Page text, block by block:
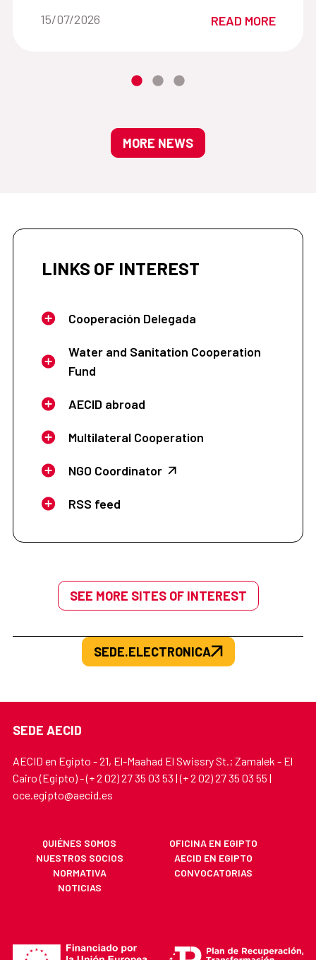
Interior de España
Date of the news::
15/07/2026 READ MORE
MORE NEWS
LINKS OF INTEREST
Cooperación Delegada
Water and Sanitation Cooperation
Fund
AECID abroad
Multilateral Cooperation
NGO Coordinator
RSS feed
SEE MORE SITES OF INTEREST
SEDE.ELECTRONICA
SEDE AECID
AECID en Egipto - 21, El-Maahad El Swissry St.; Zamalek - El
Cairo (Egipto) - (+ 2 02) 27 35 03 53 | (+ 2 02) 27 35 03 55 |
oce.egipto@aecid.es
QUIÉNES SOMOS
OFICINA EN EGIPTO
NUESTROS SOCIOS
AECID EN EGIPTO
NORMATIVA
CONVOCATORIAS
NOTICIAS